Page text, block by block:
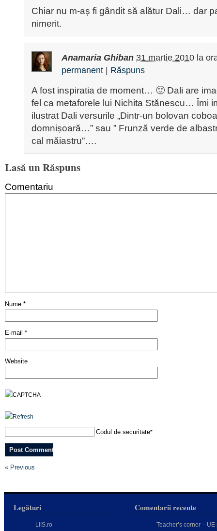
Chiar nu m-aș fi gândit să alătur Dali… dar
nimerit.
Anamaria Ghiban 31 martie 2010 la
permanent
Răspuns
A fost inspiratia de moment… 🙂 Dali are
fel ca metaforele lui Nichita Stănescu… Îmi
ilustrat Dali versurile „Dintr-un bolovan
domnișoară…” sau ” Frunză verde de
cal măiastru”….
Lasă un Răspuns
Comentariu
Nume *
E-mail *
Website
Codul de securitate*
« Previous
Legături
LIIS.ro
Comentarii recente
Teacher’s corner – UE